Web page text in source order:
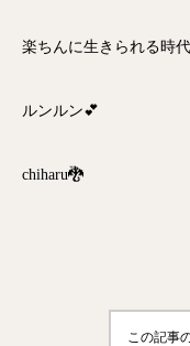
楽ちんに生きられる時
ルンルン💕
chiharu🐉
この記事